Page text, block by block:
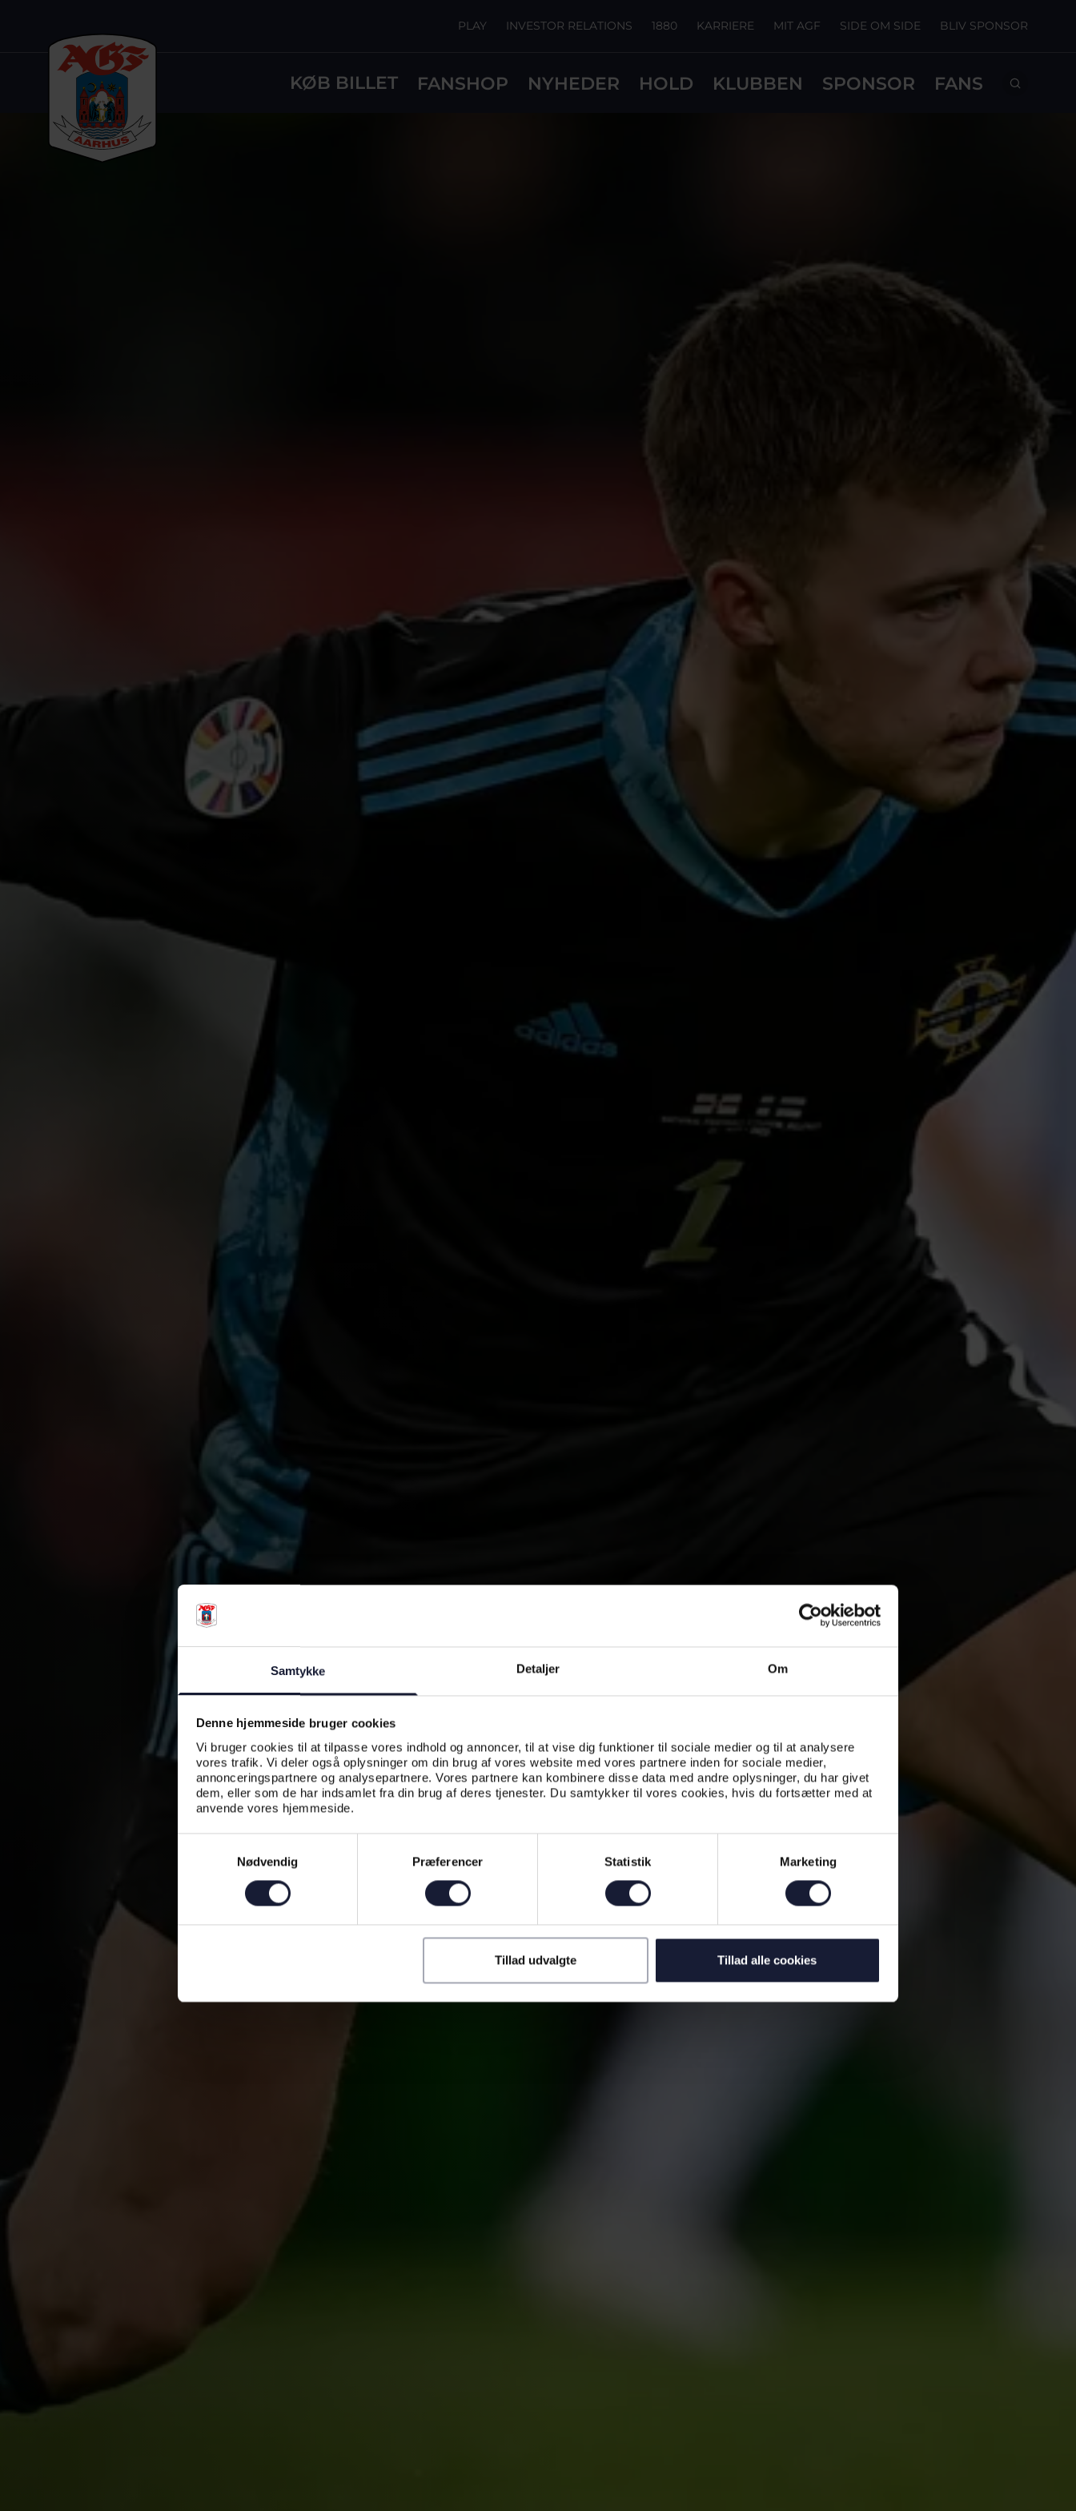
Samtykke Detaljer Om
Denne hjemmeside bruger cookies
Vi bruger cookies til at tilpasse vores indhold og annoncer, til at vise dig funktioner til sociale medier og til at analysere
vores trafik. Vi deler også oplysninger om din brug af vores website med vores partnere inden for sociale medier,
annonceringspartnere og analysepartnere. Vores partnere kan kombinere disse data med andre oplysninger, du har givet
dem, eller som de har indsamlet fra din brug af deres tjenester. Du samtykker til vores cookies, hvis du fortsætter med at
anvende vores hjemmeside.
Nødvendig
Præferencer Statistik Marketing
Tillad udvalgte Tillad alle cookies
KØB BILLET FANSHOP NYHEDER HOLD KLUBBEN SPONSOR FANS
PLAY INVESTOR RELATIONS 1880 KARRIERE MIT AGF SIDE OM SIDE BLIV SPONSOR